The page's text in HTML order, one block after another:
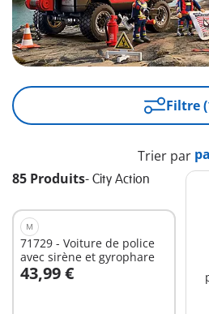
Filtre
85 Produits- City Action
Trier par
M
71729 - Voiture de police
avec sirène et gyrophare
43,99 €
Au panier